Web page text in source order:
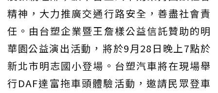
精神，大力推廣交通行路安全，善盡社會責
任。由台塑企業暨王詹樣公益信託贊助的明
華園公益演出活動，將於9月28日晚上7點於
新北市明志國小登場。台塑汽車將在現場舉
行DAF達富拖車頭體驗活動，邀請民眾登車